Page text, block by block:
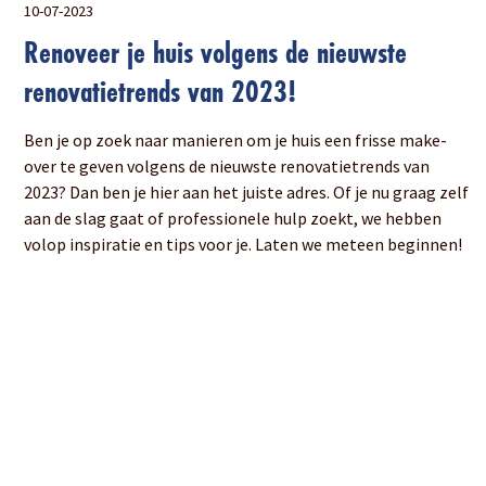
10-07-2023
Renoveer je huis volgens de nieuwste
renovatietrends van 2023!
Ben je op zoek naar manieren om je huis een frisse make-
over te geven volgens de nieuwste renovatietrends van
2023? Dan ben je hier aan het juiste adres. Of je nu graag zelf
aan de slag gaat of professionele hulp zoekt, we hebben
volop inspiratie en tips voor je. Laten we meteen beginnen!